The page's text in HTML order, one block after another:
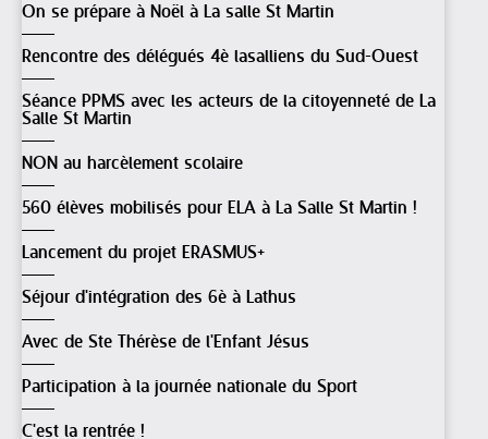
On se prépare à Noël à La salle St Martin
Rencontre des délégués 4è lasalliens du Sud-Ouest
Séance PPMS avec les acteurs de la citoyenneté de La
Salle St Martin
NON au harcèlement scolaire
560 élèves mobilisés pour ELA à La Salle St Martin !
Lancement du projet ERASMUS+
Séjour d'intégration des 6è à Lathus
Avec de Ste Thérèse de l'Enfant Jésus
Participation à la journée nationale du Sport
C'est la rentrée !